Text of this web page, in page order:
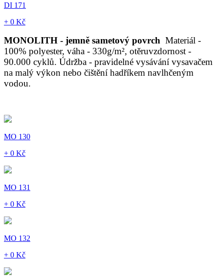
DI 171
+ 0 Kč
MONOLITH - jemně sametový povrch Materiál -
100% polyester, váha - 330g/m², otěruvzdornost -
90.000 cyklů. Údržba - pravidelné vysávání vysavačem
na malý výkon nebo čištění hadříkem navlhčeným
vodou.
MO 130
+ 0 Kč
MO 131
+ 0 Kč
MO 132
+ 0 Kč